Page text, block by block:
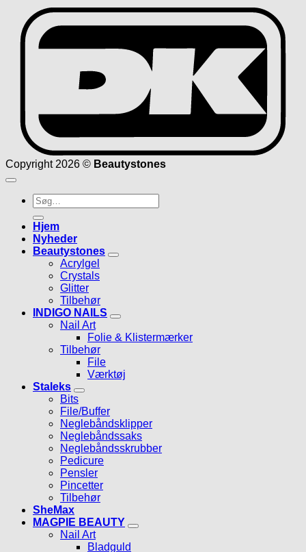
Copyright 2026 © Beautystones
Søg
efter:
Hjem
Nyheder
Beautystones
Acrylgel
Crystals
Glitter
Tilbehør
INDIGO NAILS
Nail Art
Folie & Klistermærker
Tilbehør
File
Værktøj
Staleks
Bits
File/Buffer
Neglebåndsklipper
Neglebåndssaks
Neglebåndsskrubber
Pedicure
Pensler
Pincetter
Tilbehør
SheMax
MAGPIE BEAUTY
Nail Art
Bladguld